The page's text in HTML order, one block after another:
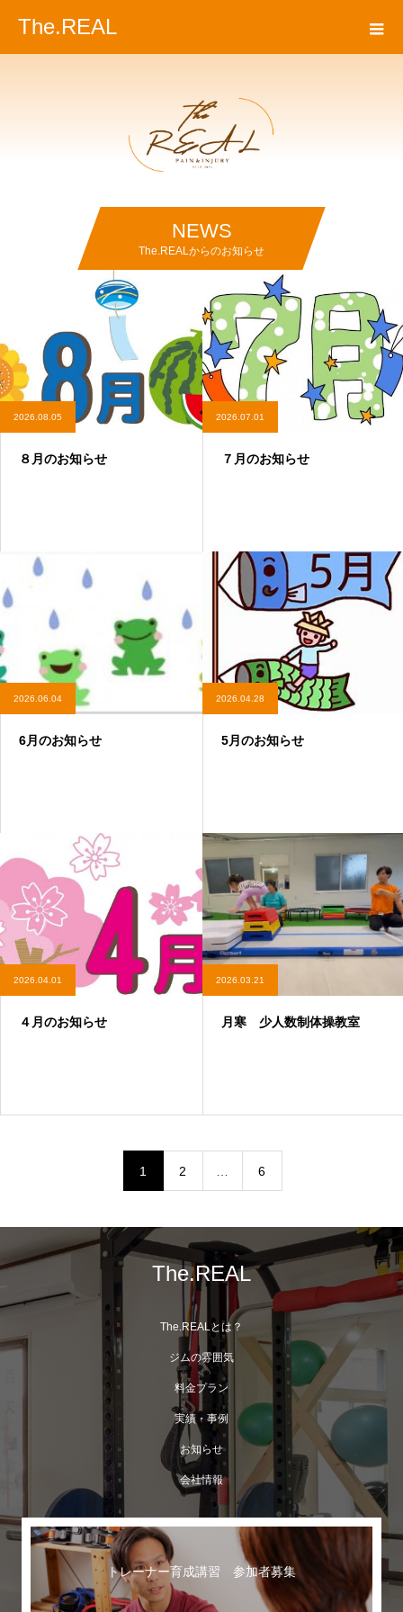
The.REAL
NEWS
The.REALからのお知らせ
2026.08.05
８月のお知らせ
2026.07.01
７月のお知らせ
2026.06.04
6月のお知らせ
2026.04.28
5月のお知らせ
2026.04.01
４月のお知らせ
2026.03.21
月寒 少人数制体操教室
1 2 6
The.REAL
The.REALとは？
ジムの雰囲気
料金プラン
実績・事例
お知らせ
会社情報
トレーナー育成講習 参加者募集